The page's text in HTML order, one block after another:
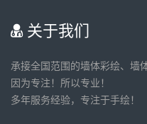
关于我们
承接全国范围的墙体彩绘、墙
因为专注！所以专业！
多年服务经验，专注于手绘！